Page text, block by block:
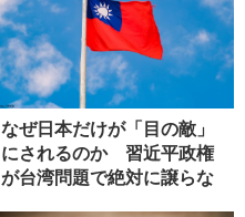
なぜ日本だけが「目の敵」
にされるのか 習近平政権
が台湾問題で絶対に譲らな